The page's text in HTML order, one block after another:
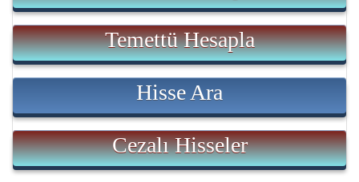
Temettü Hesapla
Hisse Ara
Cezalı Hisseler